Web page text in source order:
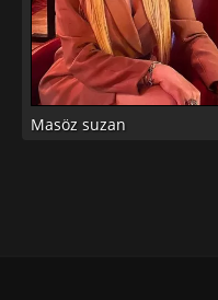
Masöz suzan